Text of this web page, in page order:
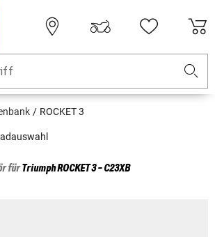
ROCKET 3
fürTriumphROCKET 3 - C23XB